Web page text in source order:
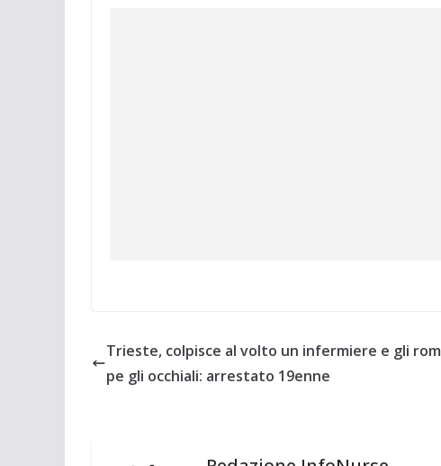
Trieste, colpisce al volto un infermiere e gli rom
pe gli occhiali: arrestato 19enne